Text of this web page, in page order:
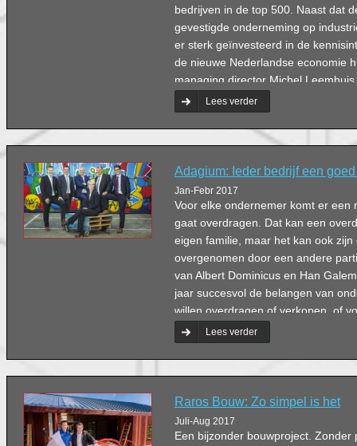
bedrijven in de top 500. Naast dat
gevestigde onderneming op
er sterk geïnvesteerd in de
de nieuwe Nederlandse economie
managing director Michel
Hertogenbosch en Omstreken
vastgoedontwikkelaar bij deze
Lees verder
Adagium: Ieder bedrijf een
Jan-Febr 2017
Voor elke ondernemer komt er een
gaat overdragen. Dat kan een
eigen familie, maar het kan ook
overgenomen door een andere
van Albert Dominicus en Han
jaar succesvol de belangen van
willen overdragen of verkopen, of
willen aankopen. Ter ere van het
boek verschenen over de
familiebedrijven.
Lees verder
Raros Bouw: Zo simpel is het
Juli-Aug 2017
Een bijzonder bouwproject. Zonder